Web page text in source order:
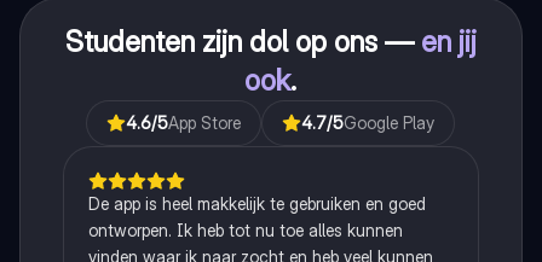
Studenten zijn dol op ons — en jij
ook.
4.6/5App Store 4.7/5Google Play
De app is heel makkelijk te gebruiken en goed
ontworpen. Ik heb tot nu toe alles kunnen
vinden waar ik naar zocht en heb veel kunnen